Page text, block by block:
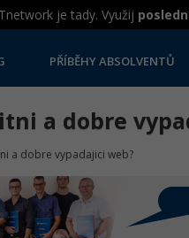
je tady. Využij
PŘÍBĚHY ABSOLVENTŮ
a dobre
a dobre vypadajici web?